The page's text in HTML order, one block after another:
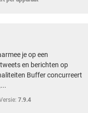
je op een
en berichten op
Buffer concurreert
7.9.4